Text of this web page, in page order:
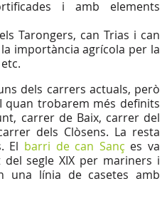
i amb elements
Tarongers, can Trias i can
importància agrícola per la
dels carrers actuals, però
quan trobarem més definits
carrer de Baix, carrer del
dels Clòsens. La resta
El barri de can Sanç es va
segle XIX per mariners i
una línia de casetes amb